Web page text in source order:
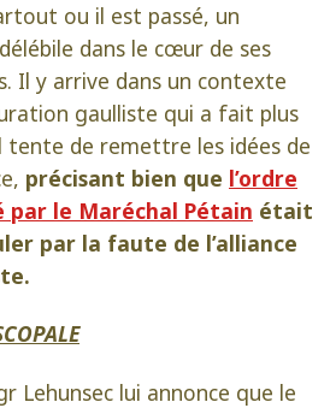
ou il est passé, un
dans le cœur de ses
Il y arrive dans un contexte
gaulliste qui a fait plus
tente de remettre les idées de
précisant bien que l’ordre
le Maréchal Pétain était
par la faute de l’alliance
Lehunsec lui annonce que le